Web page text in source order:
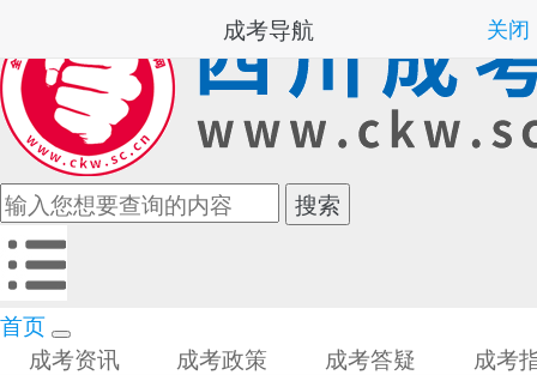
首页
成考资讯
成考政策 成考答疑 成考
成考导航 关闭